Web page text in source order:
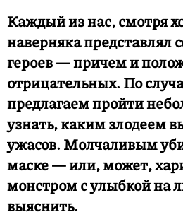
Каждый из нас, смотря
наверняка представлял
героев — причем и
отрицательных. По
предлагаем пройти
узнать, каким злодеем
ужасов. Молчаливым
маске — или, может,
монстром с улыбкой на
выяснить.